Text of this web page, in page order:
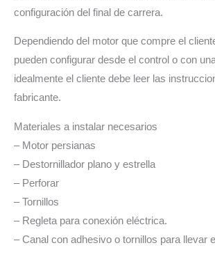
configuración del final de carrera.
Dependiendo del motor que compre el
pueden configurar desde el control o con
idealmente el cliente debe leer las
fabricante.
Materiales a instalar necesarios
– Motor persianas
– Destornillador plano y estrella
– Perforar
– Tornillos
– Regleta para conexión eléctrica.
– Canal con adhesivo o tornillos para llevar